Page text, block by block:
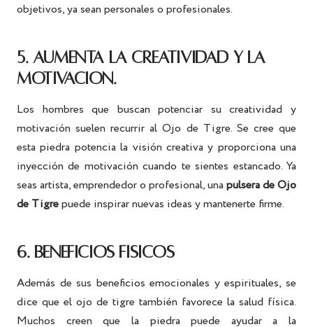
objetivos, ya sean personales o profesionales.
5. AUMENTA LA CREATIVIDAD Y LA
MOTIVACIÓN.
Los hombres que buscan potenciar su creatividad y
motivación suelen recurrir al Ojo de Tigre. Se cree que
esta piedra potencia la visión creativa y proporciona una
inyección de motivación cuando te sientes estancado. Ya
seas artista, emprendedor o profesional, una pulsera de Ojo
de Tigrepuede inspirar nuevas ideas y mantenerte firme.
6. BENEFICIOS FÍSICOS
Además de sus beneficios emocionales y espirituales, se
dice que el ojo de tigre también favorece la salud física.
Muchos creen que la piedra puede ayudar a la